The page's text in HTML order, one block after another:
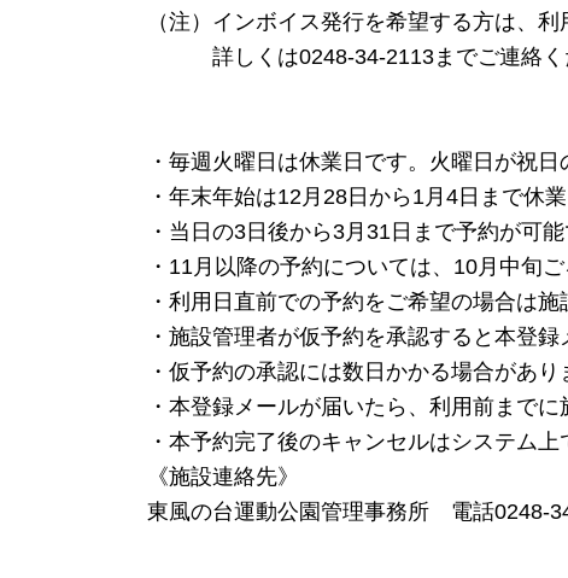
（注）インボイス発行を希望する方は、
詳しくは0248-34-2113までご連絡く
・毎週火曜日は休業日です。火曜日が祝
・年末年始は12月28日から1月4日まで休業
・当日の3日後から3月31日まで予約が可能
・11月以降の予約については、10月中旬
・利用日直前での予約をご希望の場合は施
・施設管理者が仮予約を承認すると本登
・仮予約の承認には数日かかる場合があ
・本登録メールが届いたら、利用前まで
・本予約完了後のキャンセルはシステム
《施設連絡先》
東風の台運動公園管理事務所 電話0248-